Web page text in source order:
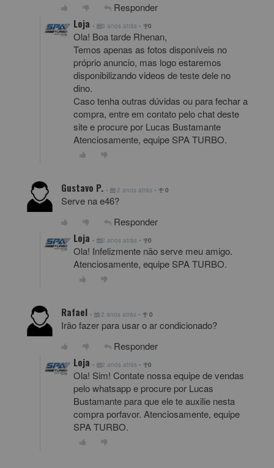
Responder
Loja • 3 anos atrás • 0
Ola! Boa tarde Rhenan,
Temos apenas as fotos disponíveis no
próprio anuncio, mas logo estaremos
disponibilizando videos de teste dele no
dino.
Caso tenha outras dúvidas ou para fechar a
compra, entre em contato pelo chat deste
site e procure por Lucas Bustamante
Atenciosamente, equipe SPA TURBO.
Gustavo P. • 2 anos atrás • 0
Serve na e46?
Responder
Loja • 2 anos atrás • 0
Ola! Infelizmente não serve meu amigo.
Atenciosamente, equipe SPA TURBO.
Rafael • 2 anos atrás • 0
Irão fazer para usar o ar condicionado?
Responder
Loja • 2 anos atrás • 0
Ola! Sim! Contate nossa equipe de vendas
pelo whatsapp e procure por Lucas
Bustamante para que ele te auxilie nesta
compra porfavor. Atenciosamente, equipe
SPA TURBO.